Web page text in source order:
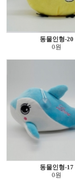
동물인형-20
0원
동물인형-17
0원